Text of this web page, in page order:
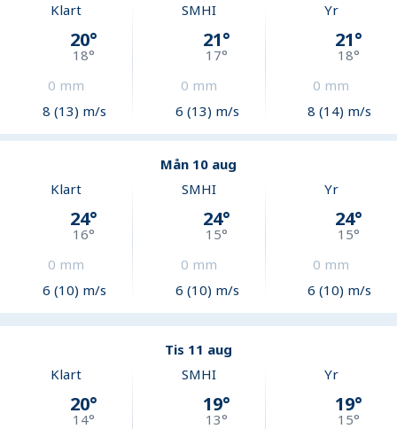
Klart
20°
18°
0 mm
8 (13) m/s
SMHI
21°
17°
0 mm
6 (13) m/s
Yr
21°
18°
0 mm
8 (14) m/s
Mån 10 aug
Klart
24°
16°
0 mm
6 (10) m/s
SMHI
24°
15°
0 mm
6 (10) m/s
Yr
24°
15°
0 mm
6 (10) m/s
Tis 11 aug
Klart
20°
14°
SMHI
19°
13°
Yr
19°
15°